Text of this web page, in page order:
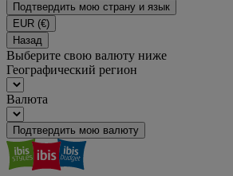
Подтвердить мою страну и язык
EUR (€)
Назад
Выберите свою валюту ниже
Географический регион
Валюта
Подтвердить мою валюту